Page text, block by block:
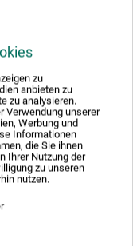
zu
anbieten zu
zu analysieren.
Verwendung unserer
Werbung und
Informationen
die Sie ihnen
Ihrer Nutzung der
zu unseren
nutzen.